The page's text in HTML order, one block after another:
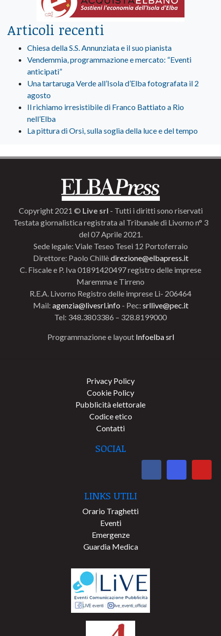
Articoli recenti
Chiesa della S.S. Annunziata e il suo pianista
Vendemmia, programmazione e mercato: “Eventi
anticipati”
Una tartaruga Verde all’Isola d’Elba fotografata il 2
agosto
Il richiamo irresistibile di Franco Battiato a Rio
nell’Elba
La pittura di Orsi, sulla soglia della luce e del tempo
Copyright 2021 © Live srl - Tutti i diritti sono riservati
Testata giornalistica registrata al Tribunale di Livorno n° 3
del 07 Aprile 2021.
Sede legale: Viale Teseo Tesei 12 Portoferraio
Direttore: Paolo Chillèdirezione@elbapress.it
C. Fiscale e P. Iva 01891420497 registro delle imprese
Maremma e Tirreno
R.E.A. Livorno Registro delle imprese Li- 206464
Mail: agenzia@livesrl.info - Pec: srllive@pec.it
Tel: 348.3803386 – 328.8199000
Programmazione e layout Infoelba srl
Privacy Policy
Cookie Policy
Pubblicità elettorale
Codice etico
Contatti
SOCIAL
LINKS UTILI
Orario Traghetti
Eventi
Emergenze
Guardia Medica